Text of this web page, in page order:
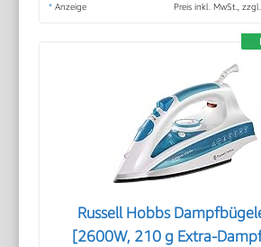
* Anzeige Preis inkl. MwSt.,
Russell Hobbs
[2600W, 210 g Extra-